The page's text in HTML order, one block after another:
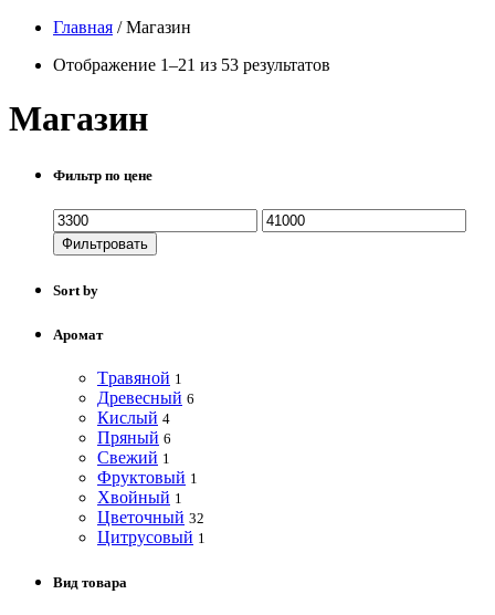
Главная /Магазин
Отображение 1–21 из 53 результатов
Магазин
Фильтр по цене
Фильтровать
Sort by
Аромат
Tравяной 1
Древесный 6
Кислый 4
Пряный 6
Свежий 1
Фруктовый 1
Хвойный 1
Цветочный 32
Цитрусовый 1
Вид товара